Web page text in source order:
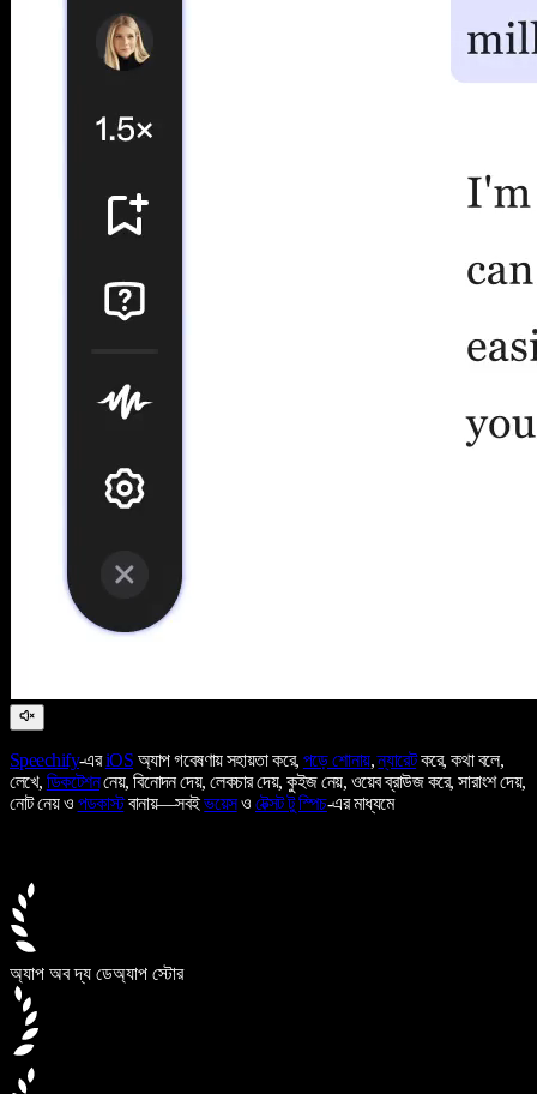
Speechify-এরiOS অ্যাপ গবেষণায় সহায়তা করে, পড়ে শোনায়,ন্যারেটকরে, কথা বলে,
লেখে, ডিকটেশননেয়, বিনোদন দেয়, লেকচার দেয়, কুইজ নেয়, ওয়েব ব্রাউজ করে, সারাংশ দেয়,
নোট নেয় ও পডকাস্টবানায়—সবইভয়েসও টেক্সট টু স্পিচ-এর মাধ্যমে
অ্যাপ অব দ্য ডেঅ্যাপ স্টোর